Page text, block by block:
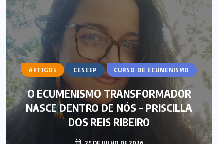
ARTIGOS CESEEP CURSO DE ECUMENISMO
O ECUMENISMO TRANSFORMADOR
NASCE DENTRO DE NÓS – PRISCILLA
DOS REIS RIBEIRO